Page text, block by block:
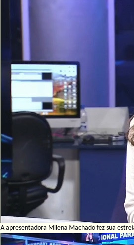
A apresentadora Milena Machado fez sua